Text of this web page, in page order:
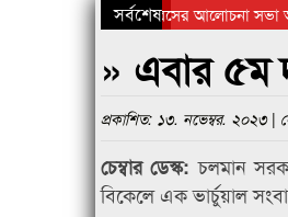
সর্বশেষ
গণঅভ্যুত্থান দিবসের আলোচনা সভা
কানাইঘাটে আলোচনা সভা ও সম্মাননা প্রদান
» এবার ৫ম
প্রকাশিত: ১৩. নভেম্বর. ২০২৩ |
চেম্বার ডেস্ক:চলমান
বিকেলে এক ভার্চুয়াল